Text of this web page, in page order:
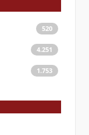
520
4.251
1.753